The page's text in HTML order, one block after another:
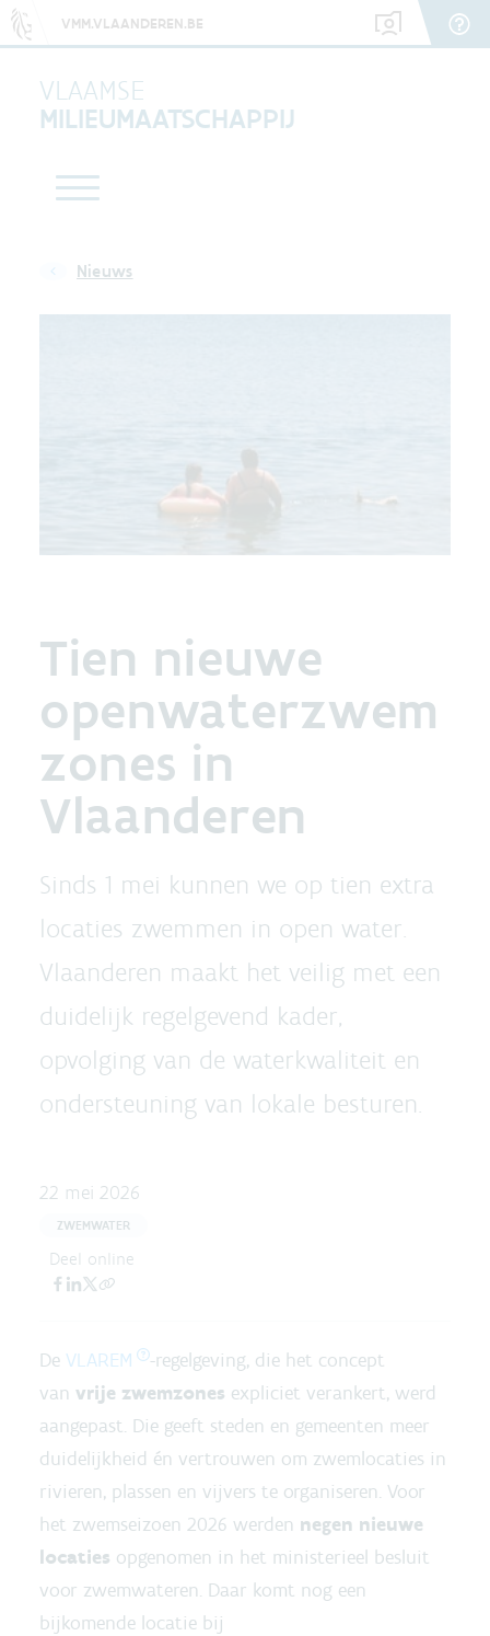
VMM.VLAANDEREN.BE
VLAAMSE
MILIEUMAATSCHAPPIJ
Nieuws
Tien nieuwe
openwaterzwem
zones in
Vlaanderen
Sinds 1 mei kunnen we op tien extra
locaties zwemmen in open water.
Vlaanderen maakt het veilig met een
duidelijk regelgevend kader,
opvolging van de waterkwaliteit en
ondersteuning van lokale besturen.
22 mei 2026
ZWEMWATER
Deel online
De VLAREM
-regelgeving, die het concept
van vrije zwemzones expliciet verankert, werd
aangepast. Die geeft steden en gemeenten meer
duidelijkheid én vertrouwen om zwemlocaties in
rivieren, plassen en vijvers te organiseren. Voor
het zwemseizoen 2026 werden negen nieuwe
locaties opgenomen in het ministerieel besluit
voor zwemwateren. Daar komt nog een
bijkomende locatie bij